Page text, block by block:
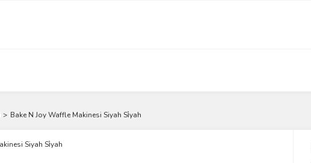
Bake N Joy Waffle Makinesi Siyah Si̇yah